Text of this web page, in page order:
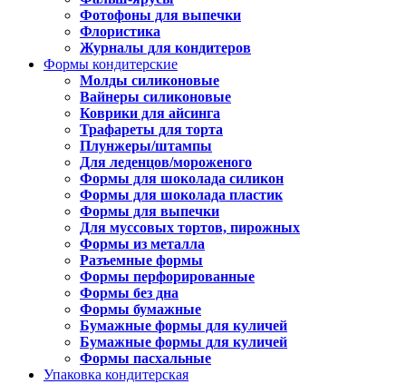
Фотофоны для выпечки
Флористика
Журналы для кондитеров
Формы кондитерские
Молды силиконовые
Вайнеры силиконовые
Коврики для айсинга
Трафареты для торта
Плунжеры/штампы
Для леденцов/мороженого
Формы для шоколада силикон
Формы для шоколада пластик
Формы для выпечки
Для муссовых тортов, пирожных
Формы из металла
Разъемные формы
Формы перфорированные
Формы без дна
Формы бумажные
Бумажные формы для куличей
Бумажные формы для куличей
Формы пасхальные
Упаковка кондитерская